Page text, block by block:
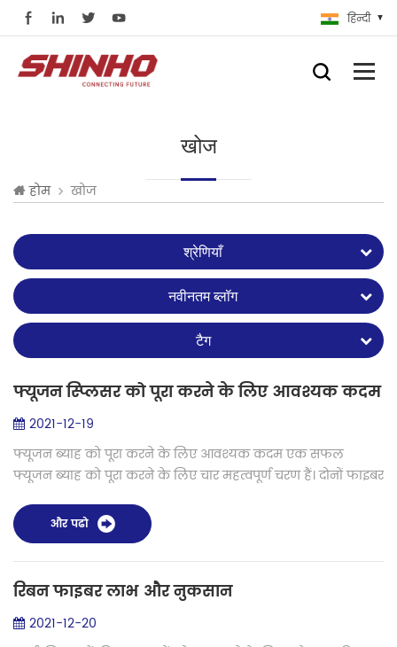
हिन्दी
खोज
होम खोज
श्रेणियाँ
नवीनतम ब्लॉग
टैग
फ्यूजन स्प्लिसर को पूरा करने के लिए आवश्यक कदम
2021-12-19
फ्यूजन ब्याह को पूरा करने के लिए आवश्यक कदम एक सफल
फ्यूजन ब्याह को पूरा करने के लिए चार महत्वपूर्ण चरण हैं। दोनों फाइबर
चाहिए। इन चार महत्...
और पढो
रिबन फाइबर लाभ और नुकसान
2021-12-20